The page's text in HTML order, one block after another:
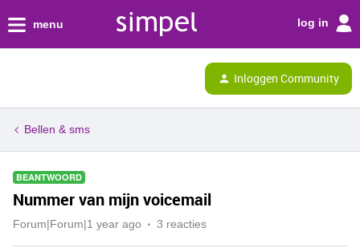
menu log in
Inloggen Community
Bellen & sms
BEANTWOORD
Nummer van mijn voicemail
Forum|Forum|1 year ago 3 reacties